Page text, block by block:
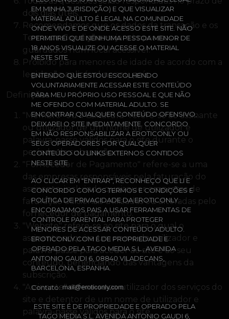
EM MINHA JURISDIÇÃO) E QUE VISUALIZAR
MATERIAL ADULTO É LEGAL NA COMUNIDADE
ONDE VIVO E DE ONDE ACESSO ESTE SITE. NÃO
PERMITIREI QUE NENHUMA PESSOA MENOR DE
18 ANOS VISUALIZE OU ACESSE O MATERIAL
NESTE SITE.
ENTENDO QUE ESTOU ESCOLHENDO
VOLUNTARIAMENTE ACESSAR ESTE CONTEÚDO
PARA MEU PRÓPRIO USO PESSOAL E QUE NÃO
ME OFENDO COM MATERIAL ADULTO. SE
ENCONTRAR QUALQUER CONTEÚDO OFENSIVO,
DEIXAREI O SITE IMEDIATAMENTE. CONCORDO
EM NÃO RESPONSABILIZAR A EROTICONLY OU
SEUS OPERADORES POR QUALQUER
CONTEÚDO OU LINKS EXTERNOS CONTIDOS
NESTE SITE.
AO CLICAR EM "ENTRAR", RECONHEÇO QUE LI E
CONCORDO COM OS TERMOS E CONDIÇÕES E
POLÍTICA DE PRIVACIDADE DA EROTICONLY.
ENCORAJAMOS PAIS A USAR FERRAMENTAS DE
CONTROLE PARENTAL PARA PROTEGER
MENORES DE ACESSAR CONTEÚDO ADULTO.
EROTICONLY.COM É DE PROPRIEDADE E
OPERADO PELA TAGO MEDIA S.L., AVENIDA
ANTONIO GAUDI 6, 08840 VILADECANS,
BARCELONA, ESPANHA.
Contato:
ESTE SITE É DE PROPRIEDADE E OPERADO PELA
TAGO MEDIA S.L. AVENIDA ANTONIO GAUDI 6,
dois dias úteis.
Recomendamos que os dados da transação e os
Termos e Condições sejam impressos e
guardados num local acessível.
Proibido para menores de idade de acordo com a
legislação aplicável no seu país.
Definições
"Membro" ou "Assinatura" refere-se ao assinante
ou utilizador de um nome de utilizador e
palavra-passe válidos para o site durante o
período da subscrição.
"Fornecedor de Pagamento" refere-se a uma
das empresas responsáveis pela faturação do
assinante, incluindo quaisquer empresas de
faturação adicionais utilizadas ou alteradas pelo
fornecedor de pagamento.
"Website" refere-se ao site para o qual o
assinante adquire um nome de utilizador e
palavra-passe para aceder ao site e ao seu
conteúdo, beneficiando das vantagens da
subscrição.
"Assinante" refere-se ao utilizador dos serviços do
site e detentor de um nome de utilizador e
palavra-passe válidos para o site.